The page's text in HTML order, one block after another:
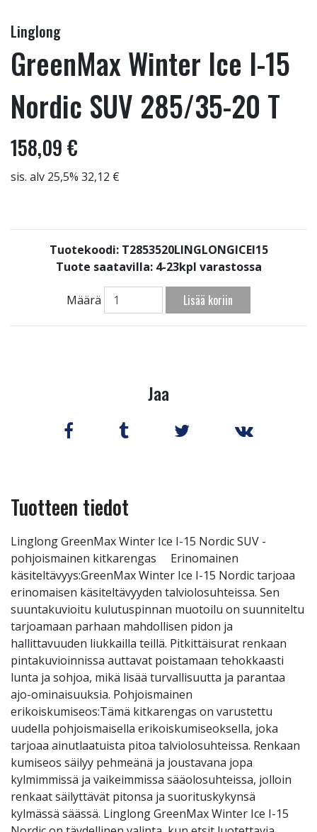
Linglong
GreenMax Winter Ice I-15
Nordic SUV 285/35-20 T
158,09 €
sis. alv 25,5% 32,12 €
Tuotekoodi: T2853520LINGLONGICEI15
Tuote saatavilla: 4-23kpl varastossa
Määrä Lisää koriin
Jaa
Tuotteen tiedot
Linglong GreenMax Winter Ice I-15 Nordic SUV -
pohjoismainen kitkarengas Erinomainen
käsiteltävyys:GreenMax Winter Ice I-15 Nordic tarjoaa
erinomaisen käsiteltävyyden talviolosuhteissa. Sen
suuntakuvioitu kulutuspinnan muotoilu on suunniteltu
tarjoamaan parhaan mahdollisen pidon ja
hallittavuuden liukkailla teillä. Pitkittäisurat renkaan
pintakuvioinnissa auttavat poistamaan tehokkaasti
lunta ja sohjoa, mikä lisää turvallisuutta ja parantaa
ajo-ominaisuuksia. Pohjoismainen
erikoiskumiseos:Tämä kitkarengas on varustettu
uudella pohjoismaisella erikoiskumiseoksella, joka
tarjoaa ainutlaatuista pitoa talviolosuhteissa. Renkaan
kumiseos säilyy pehmeänä ja joustavana jopa
kylmimmissä ja vaikeimmissa sääolosuhteissa, jolloin
renkaat säilyttävät pitonsa ja suorituskykynsä
kylmässä säässä. Linglong GreenMax Winter Ice I-15